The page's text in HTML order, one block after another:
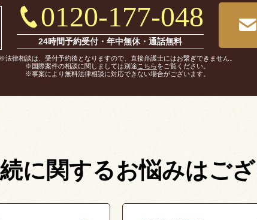
0120-177-048
24時間予約受付・年中無休・通話無料
※法律相談は、受付予約後となりますので、直接弁護士にはお繋ぎできません。
※国際案件の相談に関しましては別途 こちらをご覧ください。
※事案により無料法律相談に対応できない場合がございます。
に関するお悩みはご